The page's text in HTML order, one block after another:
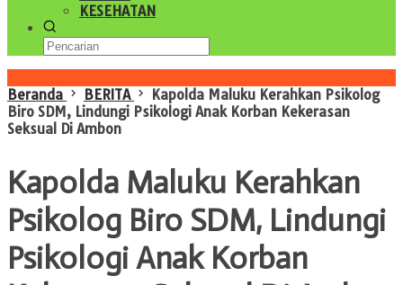
KESEHATAN
Beranda
BERITA
Kapolda Maluku Kerahkan Psikolog
Biro SDM, Lindungi Psikologi Anak Korban Kekerasan
Seksual Di Ambon
Kapolda Maluku Kerahkan
Psikolog Biro SDM, Lindungi
Psikologi Anak Korban